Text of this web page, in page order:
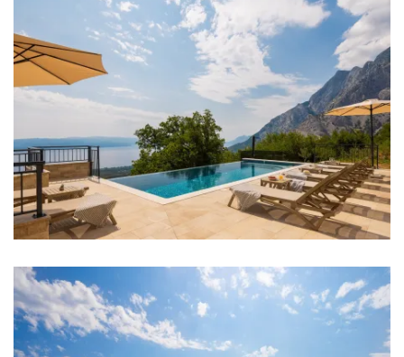
Pećnica
Frižider
Mikrovalna
Kuhalo za vodu
Toster
Perilica suđa
Ledomat